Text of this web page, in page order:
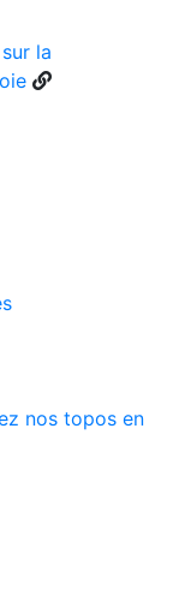
la
nos topos en